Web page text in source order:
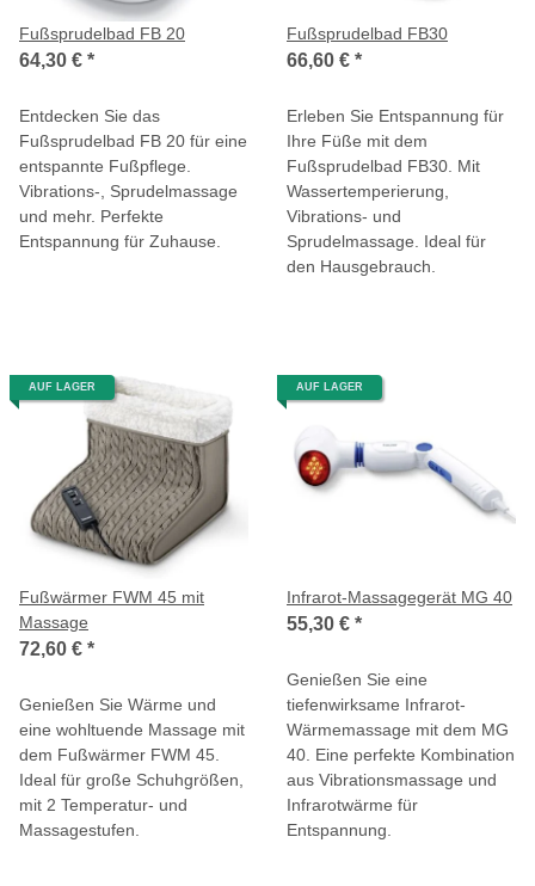
Fußsprudelbad FB 20
64,30 € *
Entdecken Sie das
Fußsprudelbad FB 20 für eine
entspannte Fußpflege.
Vibrations-, Sprudelmassage
und mehr. Perfekte
Entspannung für Zuhause.
Fußsprudelbad FB30
66,60 € *
Erleben Sie Entspannung für
Ihre Füße mit dem
Fußsprudelbad FB30. Mit
Wassertemperierung,
Vibrations- und
Sprudelmassage. Ideal für
den Hausgebrauch.
AUF LAGER
Fußwärmer FWM 45 mit
Massage
72,60 € *
Genießen Sie Wärme und
eine wohltuende Massage mit
dem Fußwärmer FWM 45.
Ideal für große Schuhgrößen,
mit 2 Temperatur- und
Massagestufen.
AUF LAGER
Infrarot-Massagegerät MG 40
55,30 € *
Genießen Sie eine
tiefenwirksame Infrarot-
Wärmemassage mit dem MG
40. Eine perfekte Kombination
aus Vibrationsmassage und
Infrarotwärme für
Entspannung.